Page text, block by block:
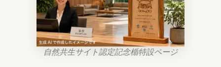
自然共生サイト認定記念楯特設ページ